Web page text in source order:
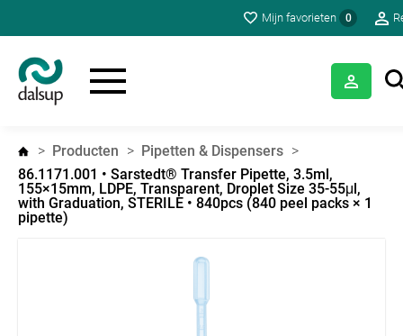
Mijn favorieten 0
Producten
Pipetten & Dispensers
86.1171.001 • Sarstedt® Transfer Pipette, 3.5ml,
155×15mm, LDPE, Transparent, Droplet Size 35-55μl,
with Graduation, STERILE • 840pcs (840 peel packs × 1
pipette)